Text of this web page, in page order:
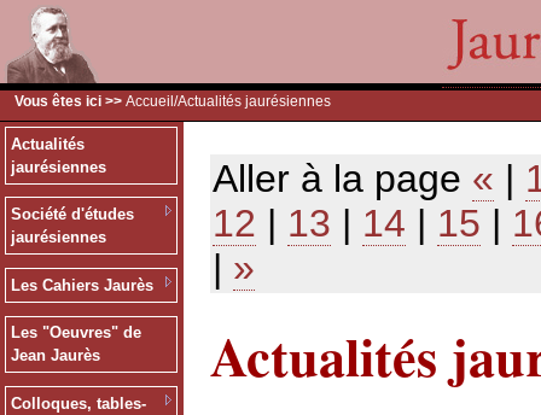
Vous êtes ici >> Accueil /Actualités jaurésiennes
Actualités
jaurésiennes
Société d'études
jaurésiennes
Les Cahiers Jaurès
Les "Oeuvres" de
Jean Jaurès
Colloques, tables-
Aller à la page « |
12 | 13 | 14 | 15 |
| »
Actualités